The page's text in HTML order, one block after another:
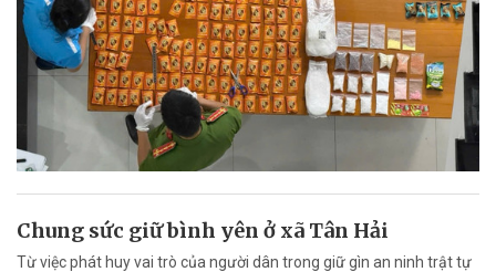
Chung sức giữ bình yên ở xã Tân Hải
Từ việc phát huy vai trò của người dân trong giữ gìn an ninh trật tự